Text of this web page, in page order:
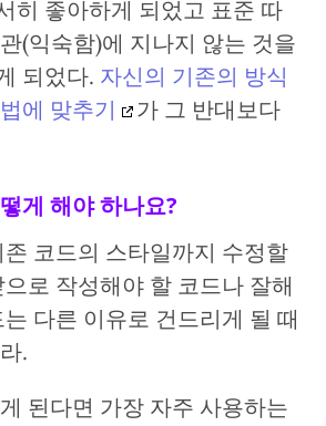
히 좋아하게 되었고 표준 따
(익숙함)에 지나지 않는 것을
되었다. 자신의 기존의 방식
에 맞추기
가 그 반대보다
게 해야 하나요?
코드의 스타일까지 수정할
로 작성해야 할 코드나 잘해
다른 이유로 건드리게 될 때
.
된다면 가장 자주 사용하는